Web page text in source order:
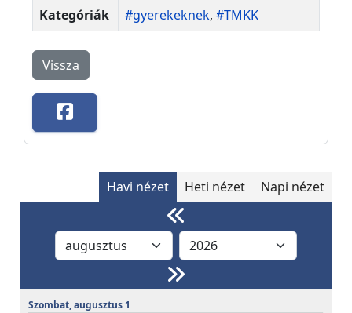
Kategóriák
#gyerekeknek, #TMKK
Vissza
Havi nézet Heti nézet Napi nézet
Szombat,augusztus 1